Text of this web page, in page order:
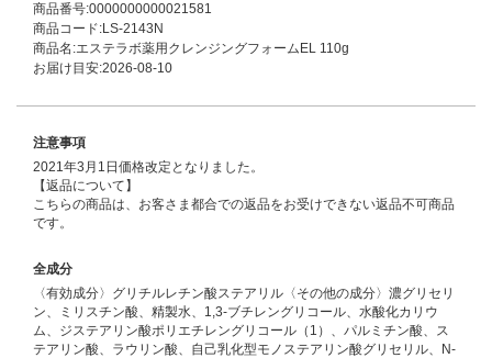
商品番号:0000000000021581
商品コード:LS-2143N
商品名:エステラボ薬用クレンジングフォームEL 110g
お届け目安:2026-08-10
注意事項
2021年3月1日価格改定となりました。
【返品について】
こちらの商品は、お客さま都合での返品をお受けできない返品不可商品
です。
全成分
〈有効成分〉グリチルレチン酸ステアリル〈その他の成分〉濃グリセリ
ン、ミリスチン酸、精製水、1,3-ブチレングリコール、水酸化カリウ
ム、ジステアリン酸ポリエチレングリコール（1）、パルミチン酸、ス
テアリン酸、ラウリン酸、自己乳化型モノステアリン酸グリセリル、N-